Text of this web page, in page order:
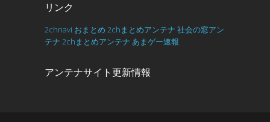
リンク
2chnavi おまとめ 2chまとめアンテナ 社会の窓アン
テナ 2chまとめアンテナ あまゲー速報
アンテナサイト更新情報